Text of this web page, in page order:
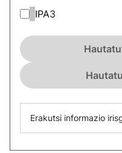
IPA3
Erakutsi informazio